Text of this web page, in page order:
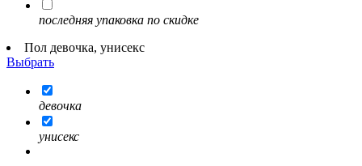
последняя упаковка по скидке
Пол девочка, унисекс
Выбрать
девочка
унисекс